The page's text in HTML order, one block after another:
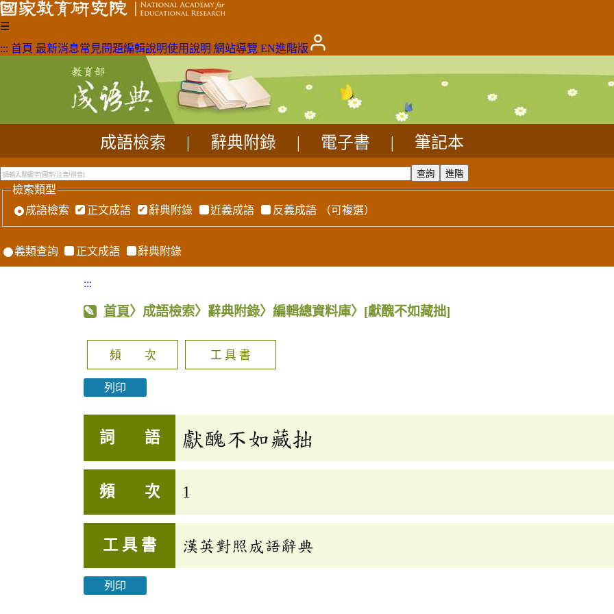
☰
::: 首頁 最新消息常見問題編輯說明使用說明 網站導覽 EN進階版
成語檢索 辭典附錄 電子書 筆記本
檢索類型
成語檢索
正文成語 辭典附錄 近義成語 反義成語 （可複選）
義類查詢 正文成語 辭典附錄
:::
首頁〉成語檢索〉辭典附錄〉編輯總資料庫〉 [獻醜不如藏拙]
頻 次 工 具 書
列印
詞 語 獻醜不如藏拙
頻 次 1
工 具 書 漢英對照成語辭典
列印